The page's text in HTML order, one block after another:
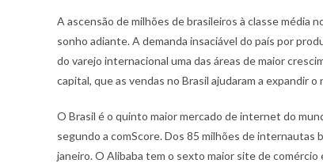
A ascensão de milhões de brasileiros à classe média
sonho adiante. A demanda insaciável do país por
do varejo internacional uma das áreas de maior
capital, que as vendas no Brasil ajudaram a expandir
O Brasil é o quinto maior mercado de internet do
segundo a comScore. Dos 85 milhões de internautas
janeiro. O Alibaba tem o sexto maior site de